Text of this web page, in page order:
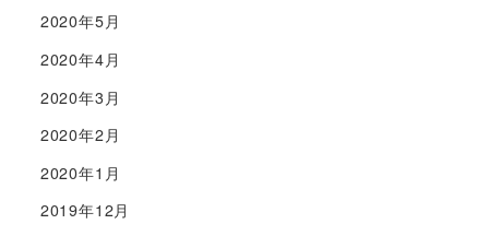
2020年5月
2020年4月
2020年3月
2020年2月
2020年1月
2019年12月